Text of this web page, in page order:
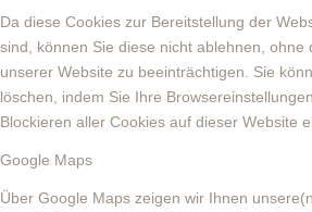
Da diese Cookies zur Bereitstellung der
sind, können Sie diese nicht ablehnen, ohne
unserer Website zu beeinträchtigen. Sie
löschen, indem Sie Ihre
Blockieren aller Cookies auf dieser Website
Google Maps
Über Google Maps zeigen wir Ihnen